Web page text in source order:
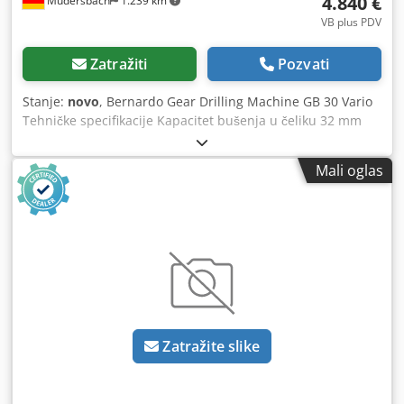
VB plus PDV
Zatražiti Pozvati
Stanje: novo, Bernardo Gear Drilling Machine GB 30 Vario
Tehničke specifikacije Kapacitet bušenja u čeliku 32 mm
Kapacitet bušenja u liveno gvožđe 35 mm Nit seče
maksimum. M22 bušilica čak 1 - 13 mm / B 16 Morze taper
MK 3 Brzina vretena / 2 koraka 70 - 495 / 495 - 3500 rpm
raspon feedova 0,1 / 0,2 / 0,3 mm/obrtaja grlo 280 mm
rastojanje vretena / sto max. 650 mm rastojanje vretena /
prečnik kolone 110 mm veličina stola / veličina T-slota 450
x 380 mm / 14 mm Radna površinska bazna ploča 340 x
330 mm Snaga motorne proizvodnje S1 100% 1.1 kW Snaga
ulaza motora S6 40% 1,5 kW Dimenzije mašine (W x D x H)
500 x 800 x 2100 mm Crjdpogd H Uujfx Aavef Težina oko
320 kg Obim isporuke - Dril chuck mandrel MK 3 / B 16 -
Smanjenje rukava MK 3 / 2, MK 3 / 1 - Zupčasti obod
Mali oglas
Zatražite slike